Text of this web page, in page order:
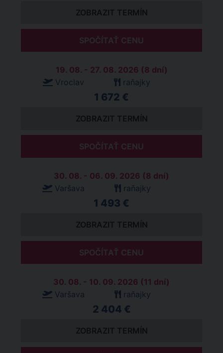
ZOBRAZIT TERMÍN
SPOČÍTAŤ CENU
19. 08. - 27. 08. 2026 (8 dní)
Vroclav
raňajky
1 672 €
ZOBRAZIT TERMÍN
SPOČÍTAŤ CENU
30. 08. - 06. 09. 2026 (8 dní)
Varšava
raňajky
1 493 €
ZOBRAZIT TERMÍN
SPOČÍTAŤ CENU
30. 08. - 10. 09. 2026 (11 dní)
Varšava
raňajky
2 404 €
ZOBRAZIT TERMÍN